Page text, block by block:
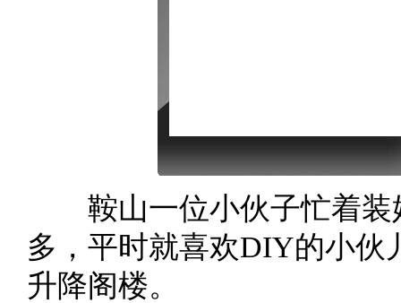
鞍山一位小伙子忙着装
多，平时就喜欢DIY的小伙
升降阁楼。